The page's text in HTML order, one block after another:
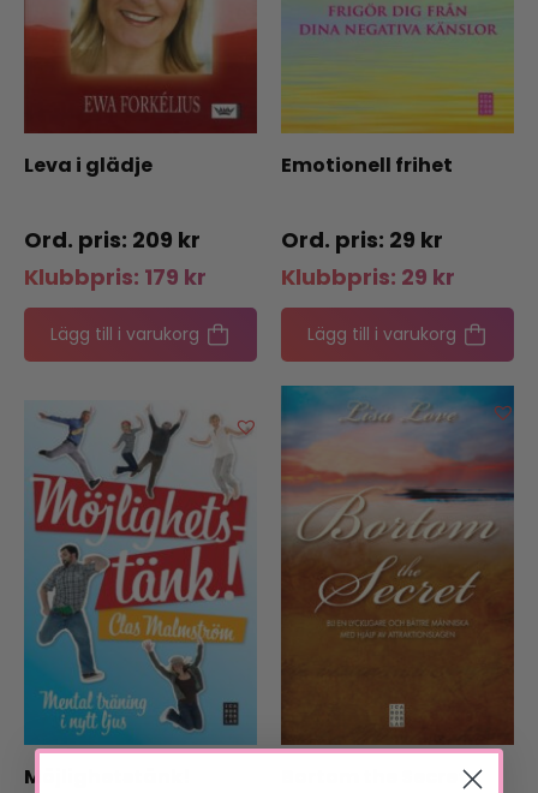
Leva i glädje
209 kr
Klubbpris: 179 kr
Lägg till i varukorg
Emotionell frihet
29 kr
Klubbpris: 29 kr
Lägg till i varukorg
Möjlighetstänk! Bortom the Secret